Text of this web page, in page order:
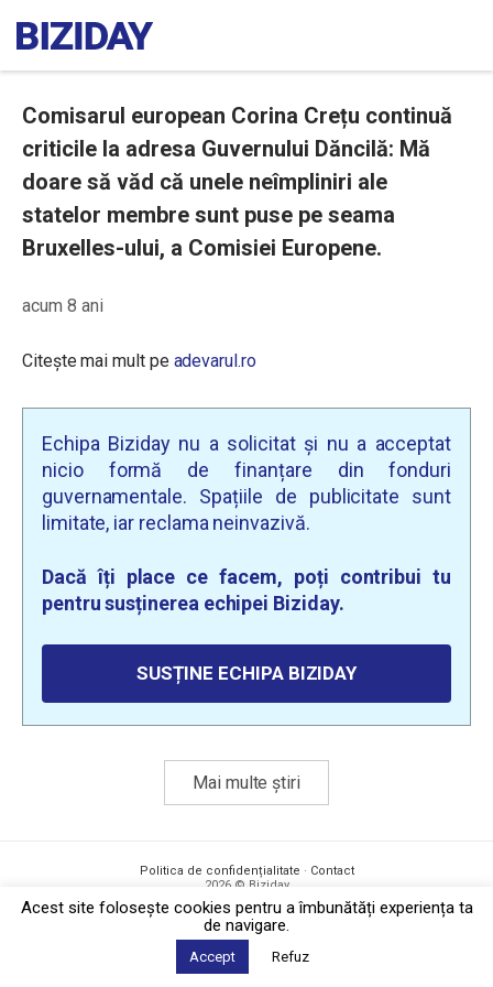
Comisarul european Corina Crețu continuă
criticile la adresa Guvernului Dăncilă: Mă
doare să văd că unele neîmpliniri ale
statelor membre sunt puse pe seama
Bruxelles-ului, a Comisiei Europene.
acum 8 ani
Citește mai mult pe adevarul.ro
Echipa Biziday nu a solicitat și nu a acceptat
nicio formă de finanțare din fonduri
guvernamentale. Spațiile de publicitate sunt
limitate, iar reclama neinvazivă.
Dacă îți place ce facem, poți contribui tu
pentru susținerea echipei Biziday.
SUSȚINE ECHIPA BIZIDAY
Mai multe știri
Politica de confidențialitate · Contact
2026 © Biziday
Acest site foloseşte cookies pentru a îmbunătăți experiența ta
de navigare.
Accept Refuz